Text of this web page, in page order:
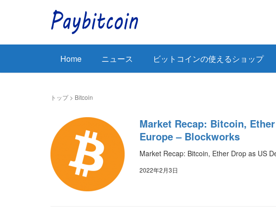
Home ニュース ビットコインの使えるショップ
トップ> Bitcoin
Market Recap: Bitcoin,
Europe – Blockworks
Market Recap: Bitcoin, Ether Drop as US
2022年2月3日